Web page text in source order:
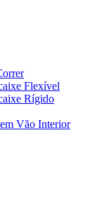
Flexível
Rígido
Vão Interior